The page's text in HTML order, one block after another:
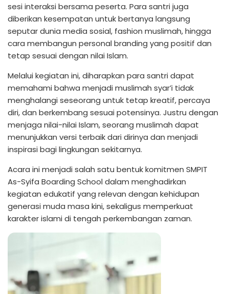
sesi interaksi bersama peserta. Para santri juga
diberikan kesempatan untuk bertanya langsung
seputar dunia media sosial, fashion muslimah, hingga
cara membangun personal branding yang positif dan
tetap sesuai dengan nilai Islam.
Melalui kegiatan ini, diharapkan para santri dapat
memahami bahwa menjadi muslimah syar’i tidak
menghalangi seseorang untuk tetap kreatif, percaya
diri, dan berkembang sesuai potensinya. Justru dengan
menjaga nilai-nilai Islam, seorang muslimah dapat
menunjukkan versi terbaik dari dirinya dan menjadi
inspirasi bagi lingkungan sekitarnya.
Acara ini menjadi salah satu bentuk komitmen SMPIT
As-Syifa Boarding School dalam menghadirkan
kegiatan edukatif yang relevan dengan kehidupan
generasi muda masa kini, sekaligus memperkuat
karakter islami di tengah perkembangan zaman.